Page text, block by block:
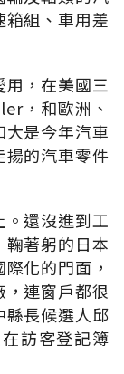
組、車用差
，在美國三
，和歐洲、
是今年汽車
的汽車零件
還沒進到工
著躬的日本
化的門面，
連窗戶都很
縣長候選人邱
訪客登記簿